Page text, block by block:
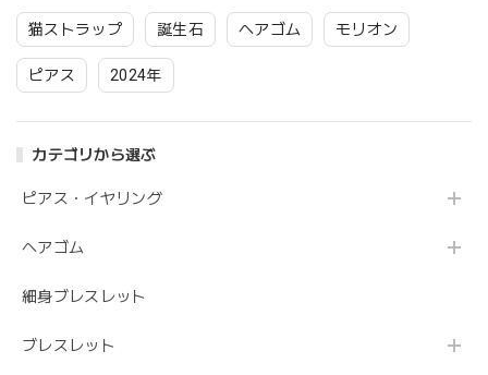
猫ストラップ 誕生石 ヘアゴム モリオン
ピアス 2024年
カテゴリから選ぶ
ピアス・イヤリング
ヘアゴム
細身ブレスレット
ブレスレット